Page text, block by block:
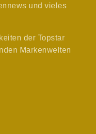
und vieles
der Topstar
Markenwelten